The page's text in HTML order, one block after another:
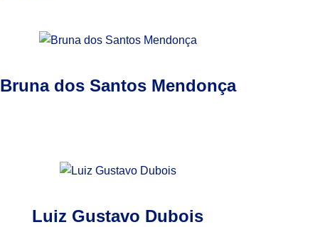
Bruna dos Santos Mendonça
Luiz Gustavo Dubois